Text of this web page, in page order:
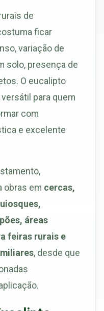
de
ficar
variação de
solo, presença de
O eucalipto
para quem
com
e excelente
obras em cercas,
áreas
feiras rurais e
, desde que